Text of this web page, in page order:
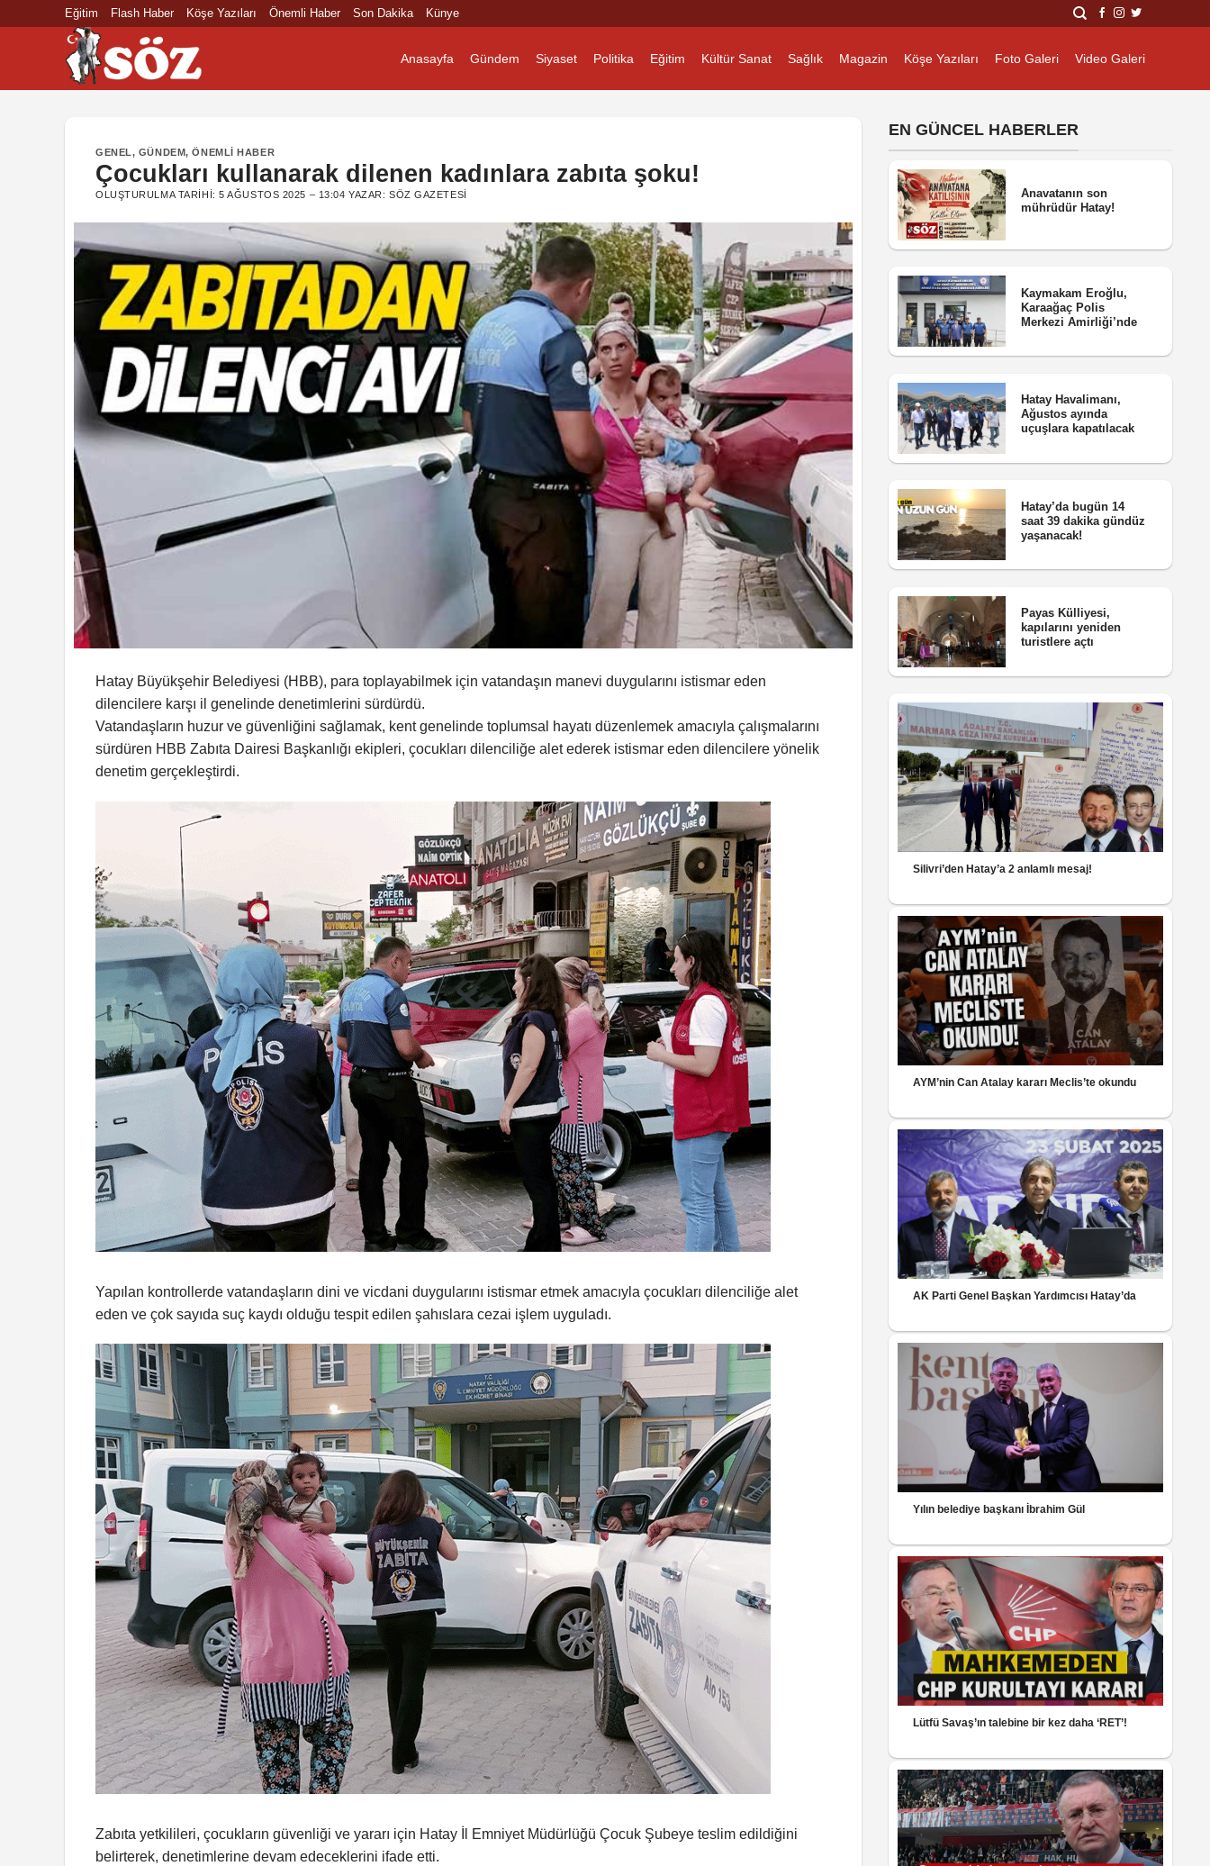
Eğitim Flash Haber Köşe Yazıları Önemli Haber Son Dakika Künye
Anasayfa Gündem Siyaset Politika Eğitim Kültür Sanat Sağlık Magazin Köşe Yazıları Foto Galeri Video Galeri
GENEL, GÜNDEM,ÖNEMLI HABER
Çocukları kullanarak dilenen kadınlara zabıta şoku!
OLUŞTURULMA TARIHI:5 AĞUSTOS 2025 – 13:04 YAZAR:SÖZ GAZETESI
Hatay Büyükşehir Belediyesi (HBB), para toplayabilmek için vatandaşın manevi duygularını istismar eden
dilencilere karşı il genelinde denetimlerini sürdürdü.
Vatandaşların huzur ve güvenliğini sağlamak, kent genelinde toplumsal hayatı düzenlemek amacıyla çalışmalarını
sürdüren HBB Zabıta Dairesi Başkanlığı ekipleri, çocukları dilenciliğe alet ederek istismar eden dilencilere yönelik
denetim gerçekleştirdi.
Yapılan kontrollerde vatandaşların dini ve vicdani duygularını istismar etmek amacıyla çocukları dilenciliğe alet
eden ve çok sayıda suç kaydı olduğu tespit edilen şahıslara cezai işlem uyguladı.
Zabıta yetkilileri, çocukların güvenliği ve yararı için Hatay İl Emniyet Müdürlüğü Çocuk Şubeye teslim edildiğini
belirterek, denetimlerine devam edeceklerini ifade etti.
EN GÜNCEL HABERLER
Anavatanın son
mührüdür Hatay!
Kaymakam Eroğlu,
Karaağaç Polis
Merkezi Amirliği’nde
Hatay Havalimanı,
Ağustos ayında
uçuşlara kapatılacak
Hatay’da bugün 14
saat 39 dakika gündüz
yaşanacak!
Payas Külliyesi,
kapılarını yeniden
turistlere açtı
Silivri’den Hatay’a 2 anlamlı mesaj!
AYM’nin Can Atalay kararı Meclis’te okundu
AK Parti Genel Başkan Yardımcısı Hatay’da
Yılın belediye başkanı İbrahim Gül
Lütfü Savaş’ın talebine bir kez daha ‘RET’!